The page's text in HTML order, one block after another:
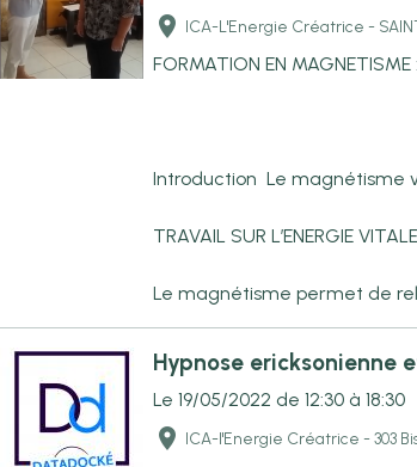
ICA-L'Energie Créatrice -
FORMATION EN
Introduction Le magnétisme
TRAVAIL SUR L’ENERGIE
Le magnétisme permet de
Hypnose ericksonienne
Le 19/05/2022 de 12:30 à 18:30
ICA-l'Energie Créatrice - 303